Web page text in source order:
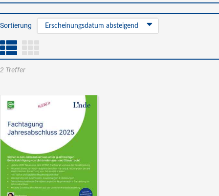
Sortierung Erscheinungsdatum absteigend
2 Treffer